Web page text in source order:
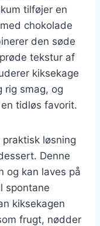
tilføjer en
chokolade
den søde
tekstur af
kiksekage
rig smag, og
tidløs favorit.
løsning
Denne
og kan laves på
spontane
kiksekagen
frugt, nødder